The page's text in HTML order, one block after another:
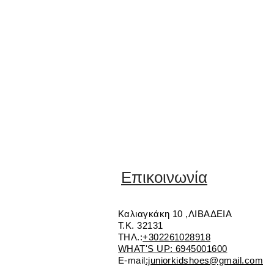
Επικοινωνία
Καλιαγκάκη 10 ,ΛΙΒΑΔΕΙΑ
Τ.Κ. 32131
ΤΗΛ.:+302261028918
WHAT'S UP: 6945001600
E-mail:juniorkidshoes@gmail.com